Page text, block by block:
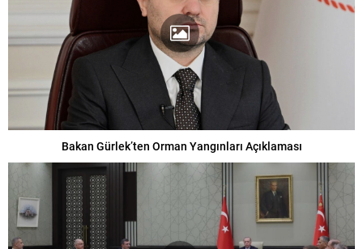
Bakan Gürlek’ten Orman Yangınları Açıklaması